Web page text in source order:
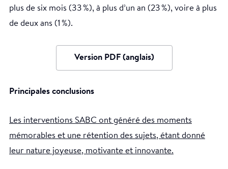
plus de six mois (33 %), à plus d’un an (23 %), voire à plus
de deux ans (1 %).
Version PDF (anglais)
Principales conclusions
Les interventions SABC ont généré des moments
mémorables et une rétention des sujets, étant donné
leur nature joyeuse, motivante et innovante.